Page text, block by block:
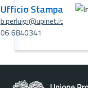
Ufficio Stampa
b.perluigi@upinet.it
06 6840341